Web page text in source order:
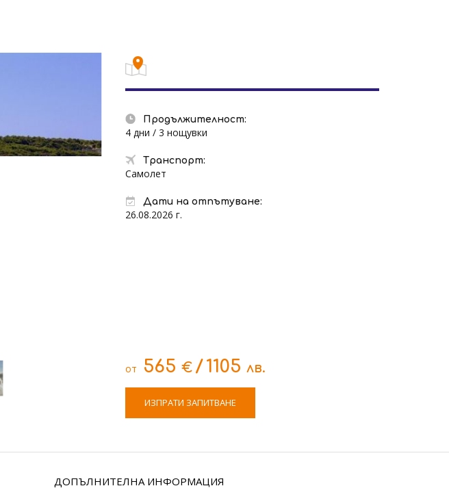
Продължителност:
4 дни / 3 нощувки
Транспорт:
Самолет
Дати на отпътуване:
26.08.2026 г.
от 565 € /1105 лв.
ИЗПРАТИ ЗАПИТВАНЕ
ДОПЪЛНИТЕЛНА ИНФОРМАЦИЯ